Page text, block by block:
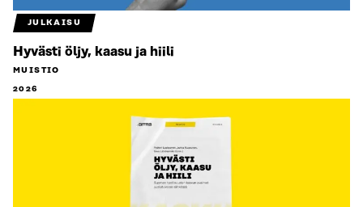
JULKAISU
Hyvästi öljy, kaasu ja hiili
MUISTIO
2026